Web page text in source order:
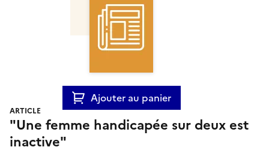
Ajouter au panier
ARTICLE
"Une femme handicapée sur deux est
inactive"